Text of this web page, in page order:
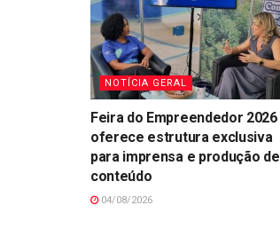
NOTÍCIA GERAL
Feira do Empreendedor 2026
oferece estrutura exclusiva
para imprensa e produção de
conteúdo
04/08/2026